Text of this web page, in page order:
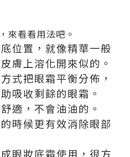
來看看用法吧。
位置，就像精華一般
膚上溶化開來似的。
式把眼霜平衡分佈，
吸收剩餘的眼霜。
適，不會油油的。
時候更有效消除眼部
眼妝底霜使用，很方